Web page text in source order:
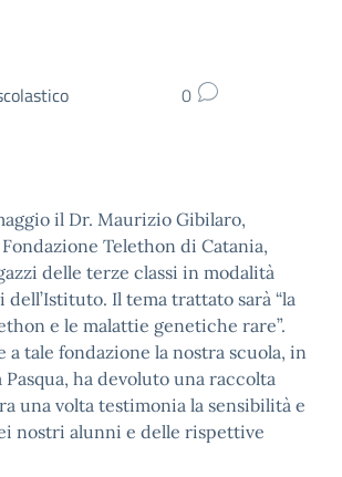
0
il Dr. Maurizio Gibilaro,
Telethon di Catania,
delle terze classi in modalità
Il tema trattato sarà “la
e le malattie genetiche rare”.
a tale fondazione la nostra scuola, in
ha devoluto una raccolta
una volta testimonia la sensibilità e
nostri alunni e delle rispettive